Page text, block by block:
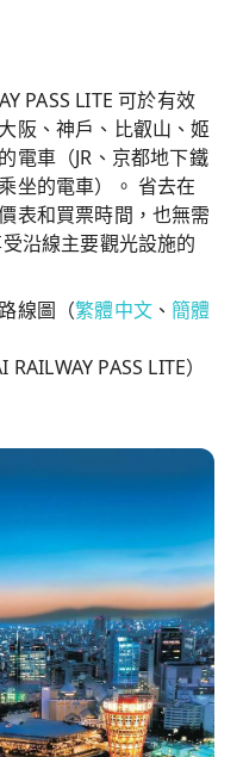
PASS LITE 可於有效
阪、神戶、比叡山、姬
電車（JR、京都地下鐵
坐的電車）。 省去在
表和買票時間，也無需
沿線主要觀光設施的
線圖（繁體中文 、簡體
PASS LITE）